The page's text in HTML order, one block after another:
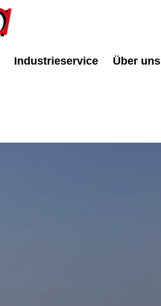
Industrieservice Über uns